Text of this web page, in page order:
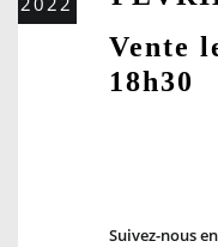
Vente
18h30
Suivez-nous